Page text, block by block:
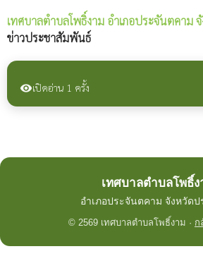
เทศบาลตำบลโพธิ์งาม อำเภอประจันตคาม
ข่าวประชาสัมพันธ์
visibilityเปิดอ่าน 1 ครั้ง
เทศบาลตำบลโพธิ์ง
อำเภอประจันตคาม จังหวัดป
© 2569 เทศบาลตำบลโพธิ์งาม · ก